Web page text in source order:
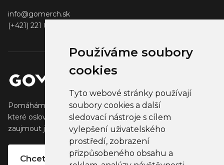
Používáme soubory
cookies
Tyto webové stránky používají
soubory cookies a další
sledovací nástroje s cílem
vylepšení uživatelského
prostředí, zobrazení
přizpůsobeného obsahu a
info@gomerch.sk
(+421) 221 001 000
Pomáháme tvůrcům vytvářet a prodávat populární zboží,
které oslovuje jejich fanoušky. Pomáháme firmám
zaujmout jejich klienty, partnery a zaměstnance.
Chcete vlastní merchandise?